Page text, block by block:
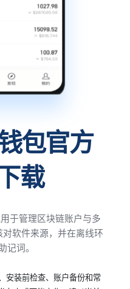
包官方
载
于管理区块链账户与多
软件来源，并在离线环
记词。
安装前检查、账户备份和常